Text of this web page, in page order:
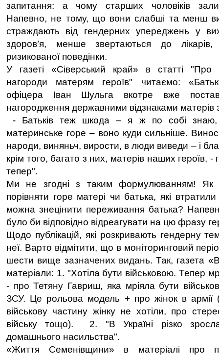
запитання: а чому старших чоловіків
Напевно, не тому, що вони слабші та менш
страждають від гендерних упереджень у
здоров’я, менше звертаються до
ризикованої поведінки.
У газеті «Сіверський край» в статті "Про
нагороди матерям героїв" читаємо:
офіцера Іван Шульга вкотре вже
нагородження державними відзнаками матерів
- Батьків теж шкода – я ж по собі
материнське горе – воно куди сильніше.
народи, виняньч, вирости, в люди виведи – і
крім того, багато з них, матерів наших героїв, -
тепер".
Ми не згодні з таким формулюванням! Як
порівняти горе матері чи батька, які
можна знецінити переживання батька?
було би відповідно відреагувати на цю фразу
Щодо публікацій, які розкривають гендерну
неї. Варто відмітити, що в моніторинговий
шести вище зазначених видань. Так, газета
матеріали: 1. "Хотіла бути військовою. Тепер
- про Тетяну Гавриш, яка мріяла бути
ЗСУ. Це рольова модель + про жінок в
військову частину жінку не хотіли, про
війську тощо). 2. "В Україні різко зросла
домашнього насильства".
«Життя Семенівщини» в матеріалі про